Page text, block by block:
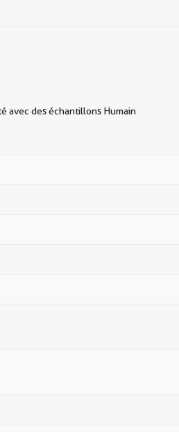
avec des échantillons Humain